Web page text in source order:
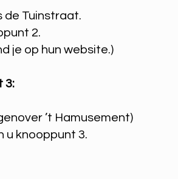
de Tuinstraat.
2.
je op hun website.)
3:
’t Hamusement)
u knooppunt 3.